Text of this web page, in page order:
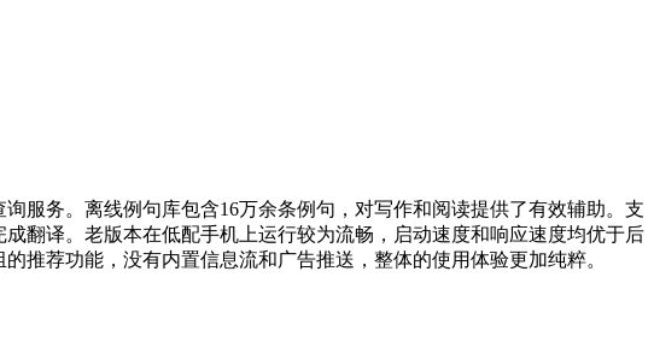
服务。离线例句库包含16万余条例句，对写作和阅读提供了有效辅助。支
翻译。老版本在低配手机上运行较为流畅，启动速度和响应速度均优于后
推荐功能，没有内置信息流和广告推送，整体的使用体验更加纯粹。